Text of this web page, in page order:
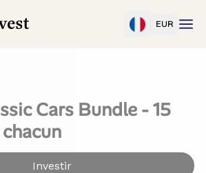
EUR
Cars Bundle - 15
Investir